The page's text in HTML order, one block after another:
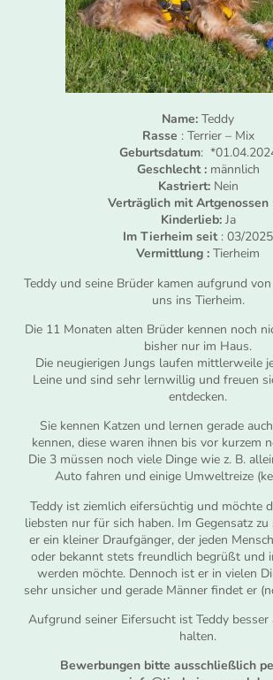
Name: Teddy
Rasse : Terrier – Mix
Geburtsdatum:
Geschlecht :männlich
Kastriert: Nein
Verträglich mit Artgenossen
Kinderlieb: Ja
Im Tierheim seit : 03/2025
Vermittlung : Tierheim
Teddy und seine Brüder kamen aufgrund
uns ins Tierheim.
Die 11 Monaten alten Brüder kennen noch
bisher nur im Haus.
Die neugierigen Jungs laufen mittlerweile
Leine und sind sehr lernwillig und freuen
entdecken.
Sie kennen Katzen und lernen gerade
kennen, diese waren ihnen bis vor kurzem
Die 3 müssen noch viele Dinge wie z. B.
Auto fahren und einige Umweltreize
Teddy ist ziemlich eifersüchtig und möchte
liebsten nur für sich haben. Im Gegensatz
er ein kleiner Draufgänger, der jeden
oder bekannt stets freundlich begrüßt und
werden möchte. Dennoch ist er in vielen
sehr unsicher und gerade Männer findet er
Aufgrund seiner Eifersucht ist Teddy besser
halten.
Bewerbungen bitte ausschließlich